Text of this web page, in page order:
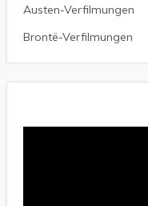
Austen-Verfilmungen
Brontë-Verfilmungen